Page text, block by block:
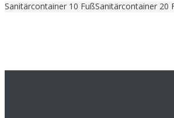
Sanitärcontainer 10 FußSanitärcontainer 20